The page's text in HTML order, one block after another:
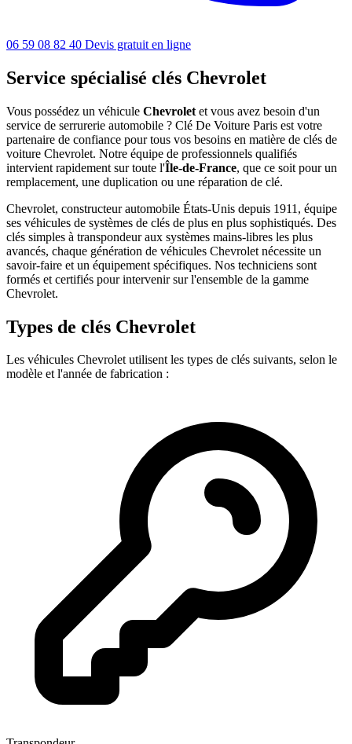
06 59 08 82 40 Devis gratuit en ligne
Service spécialisé clés Chevrolet
Vous possédez un véhicule Chevrolet et vous avez besoin d'un
service de serrurerie automobile ? Clé De Voiture Paris est votre
partenaire de confiance pour tous vos besoins en matière de clés de
voiture Chevrolet. Notre équipe de professionnels qualifiés
intervient rapidement sur toute l'Île-de-France, que ce soit pour un
remplacement, une duplication ou une réparation de clé.
Chevrolet, constructeur automobile États-Unis depuis 1911, équipe
ses véhicules de systèmes de clés de plus en plus sophistiqués. Des
clés simples à transpondeur aux systèmes mains-libres les plus
avancés, chaque génération de véhicules Chevrolet nécessite un
savoir-faire et un équipement spécifiques. Nos techniciens sont
formés et certifiés pour intervenir sur l'ensemble de la gamme
Chevrolet.
Types de clés Chevrolet
Les véhicules Chevrolet utilisent les types de clés suivants, selon le
modèle et l'année de fabrication :